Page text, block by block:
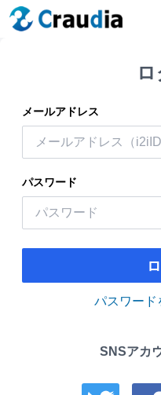
メールアドレス
パスワード
パスワード
SNSアカ